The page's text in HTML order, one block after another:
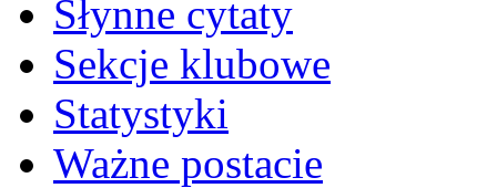
Słynne cytaty
Sekcje klubowe
Statystyki
Ważne postacie